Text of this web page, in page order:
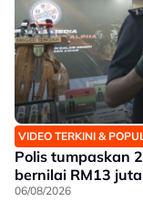
VIDEO TERKINI &
Polis tumpaskan
bernilai RM13 juta
06/08/2026